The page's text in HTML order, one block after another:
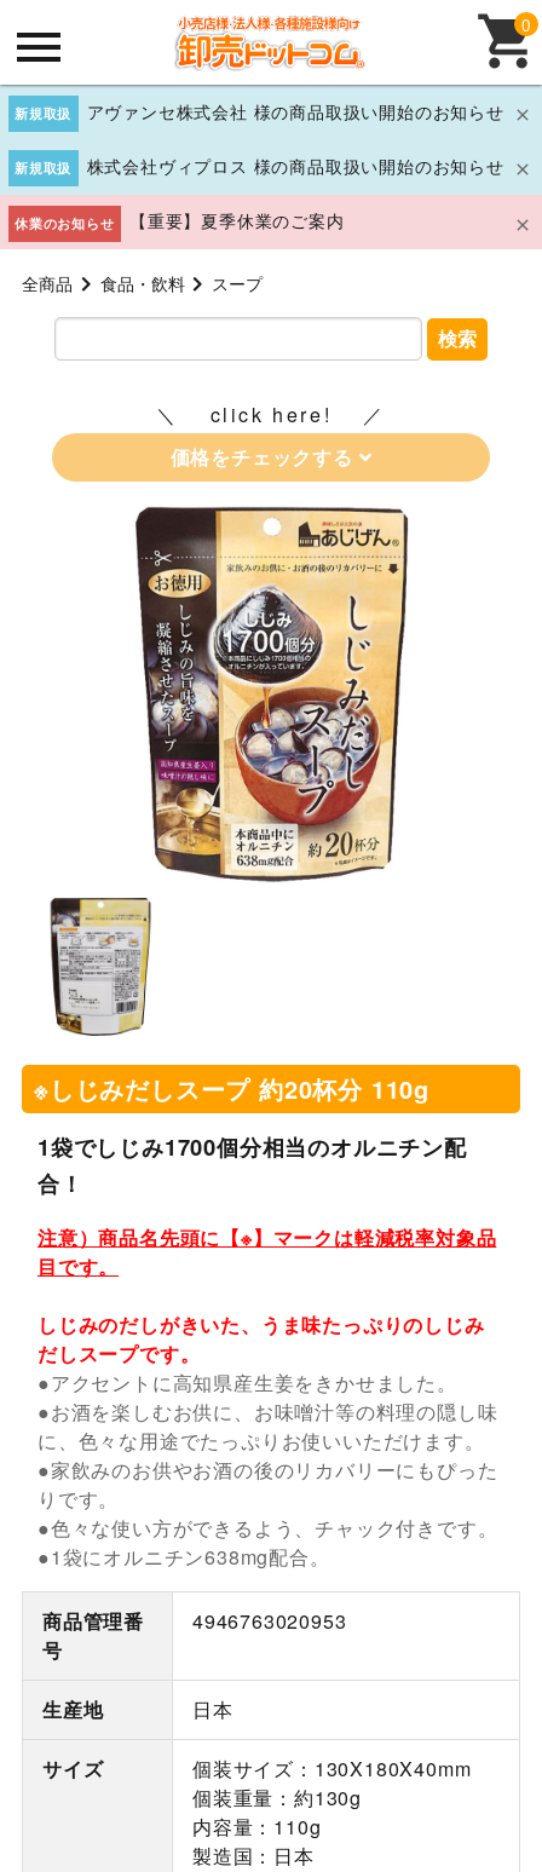
新規取扱 アヴァンセ株式会社 様の商品取扱い開始のお知らせ
新規取扱 株式会社ヴィプロス 様の商品取扱い開始のお知らせ
休業のお知らせ 【重要】夏季休業のご案内
0
全商品 食品・飲料 スープ
検索
click here!
価格をチェックする
※しじみだしスープ 約20杯分 110g
1袋でしじみ1700個分相当のオルニチン配
合！
注意）商品名先頭に【※】マークは軽減税率対象品
目です。
しじみのだしがきいた、うま味たっぷりのしじみ
だしスープです。
●アクセントに高知県産生姜をきかせました。
●お酒を楽しむお供に、お味噌汁等の料理の隠し味
に、色々な用途でたっぷりお使いいただけます。
●家飲みのお供やお酒の後のリカバリーにもぴった
りです。
●色々な使い方ができるよう、チャック付きです。
●1袋にオルニチン638mg配合。
商品管理番
号
4946763020953
生産地 日本
サイズ
個装サイズ：130X180X40mm
個装重量：約130g
内容量：110g
製造国：日本